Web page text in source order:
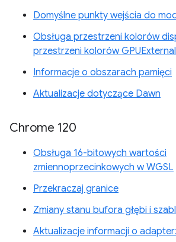
Domyślne punkty wejścia do
Obsługa przestrzeni kolorów
przestrzeni kolorów
Informacje o obszarach pamięci
Aktualizacje dotyczące Dawn
Chrome 120
Obsługa 16-bitowych wartości
zmiennoprzecinkowych w WGSL
Przekraczaj granice
Zmiany stanu bufora głębi i
Aktualizacje informacji o